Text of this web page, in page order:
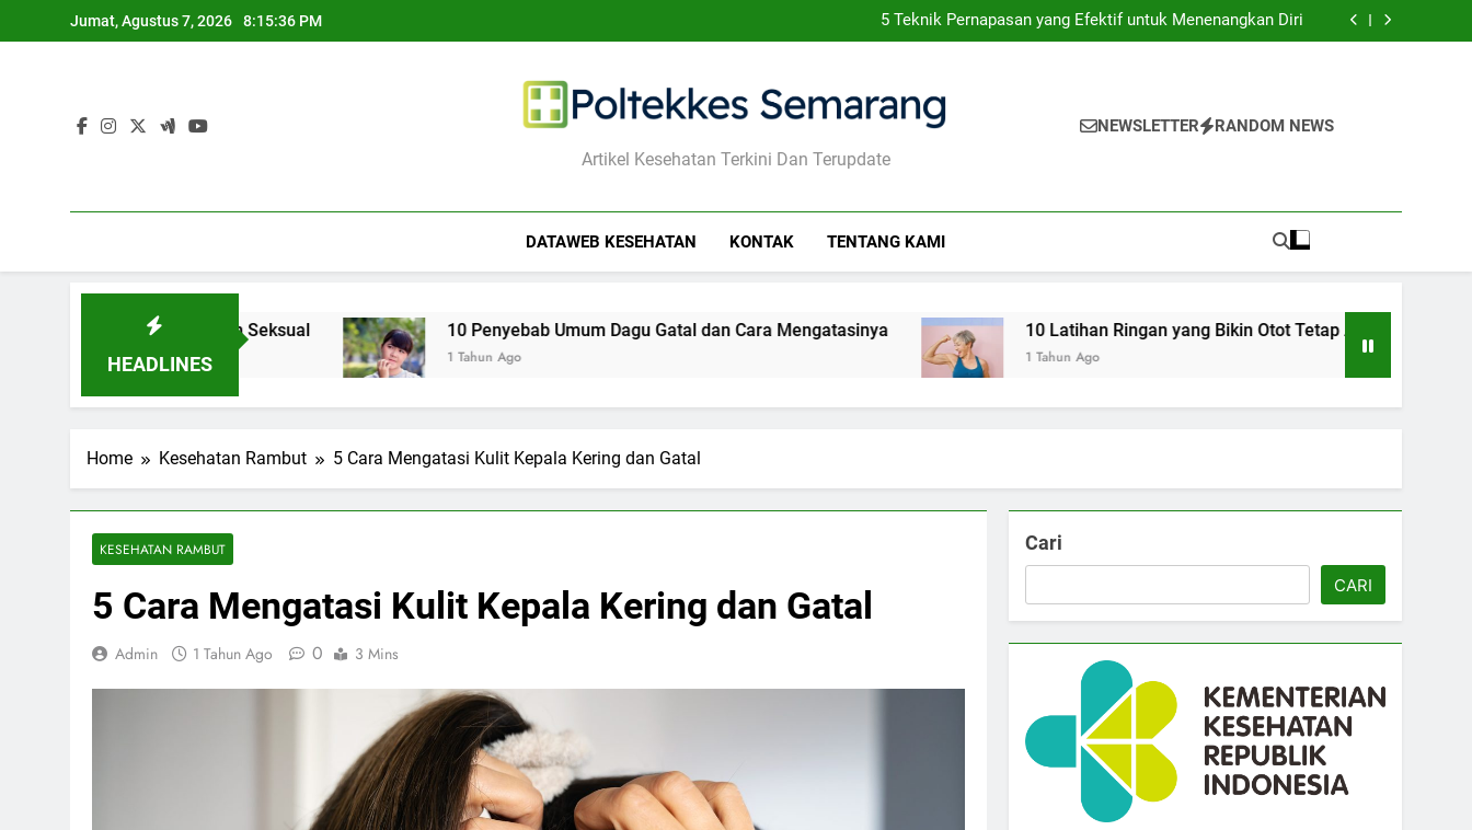
to
Jumat, Agustus 7, 2026 8:15:37 PM
5 Langkah Menjaga Kebersihan Organ Intim Setiap Hari
5 Cara Menjaga Kesehatan Bibir Saat Cuaca Panas
Poltekkes Semarang
Artikel Kesehatan Terkini Dan Terupdate
NEWSLETTER RANDOM NEWS
DATAWEB KESEHATAN KONTAK TENTANG KAMI
HEADLINES
Gairah Seksual 10 Penyebab Umum Dagu Gatal dan Cara Mengatasinya
1 Tahun Ago
10 Latihan Ringan yang Bikin Otot Tetap Aktif di Usia 40+
1 Tahun Ago
Home Kesehatan Rambut 5 Cara Mengatasi Kulit Kepala Kering dan Gatal
KESEHATAN RAMBUT
5 Cara Mengatasi Kulit Kepala Kering dan Gatal
Admin 1 Tahun Ago 0 3 Mins
Cari
CARI